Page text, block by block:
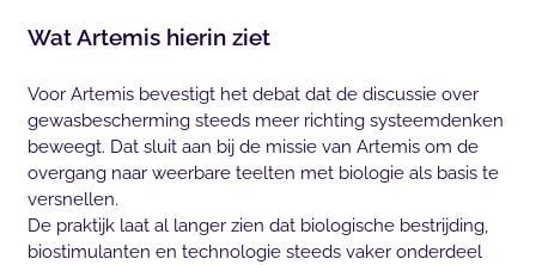
Wat Artemis hierin ziet
Voor Artemis bevestigt het debat dat de discussie over
gewasbescherming steeds meer richting systeemdenken
beweegt. Dat sluit aan bij de missie van Artemis om de
overgang naar weerbare teelten met biologie als basis te
versnellen.
De praktijk laat al langer zien dat biologische bestrijding,
biostimulanten en technologie steeds vaker onderdeel